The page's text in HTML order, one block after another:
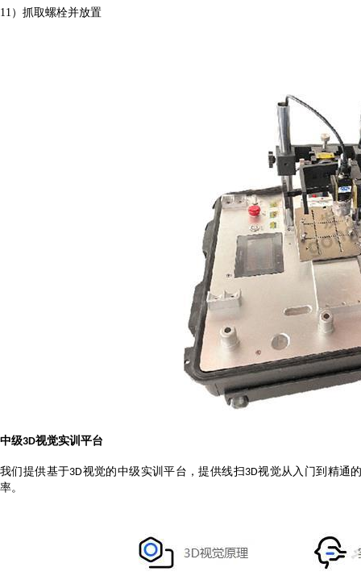
11） 抓取螺栓并放置
中级3D视觉实训平台
我们提供基于3D视觉的中级实训平台，提供线扫 3D视觉从入门到精通
率。